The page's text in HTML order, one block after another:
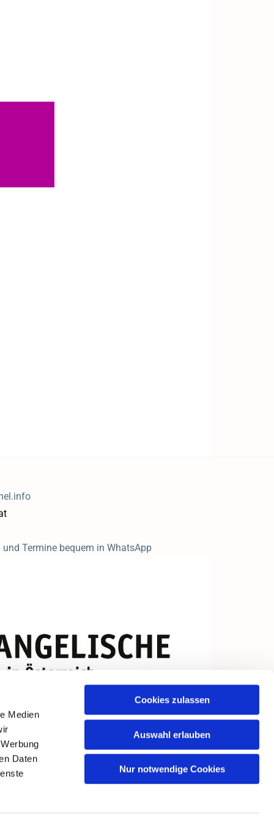
Medien
Daten
Cookies zulassen
Auswahl erlauben
Nur notwendige Cookies
und Termine bequem in WhatsApp